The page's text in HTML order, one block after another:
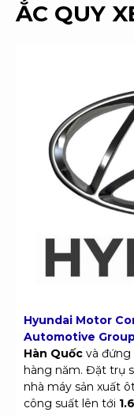
ẮC QUY
Hyundai Motor
Automotive
Hàn Quốc và
hàng năm. Đặt trụ
nhà máy sản xuất
công suất lên tới